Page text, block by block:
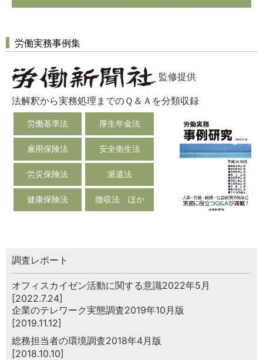
労働実務事例集
監修提供
法解釈から実務処理までのＱ＆Ａを分類収録
労働基準法 厚生年金法
雇用保険法 安全衛生法
労災保険法 派遣法
健康保険法 徴収法 ほか
調査レポート
オフィスカイゼン活動に関する意識2022年5月
[2022.7.24]
企業のテレワーク実態調査2019年10月版
[2019.11.12]
総務担当者の環境調査2018年4月版
[2018.10.10]